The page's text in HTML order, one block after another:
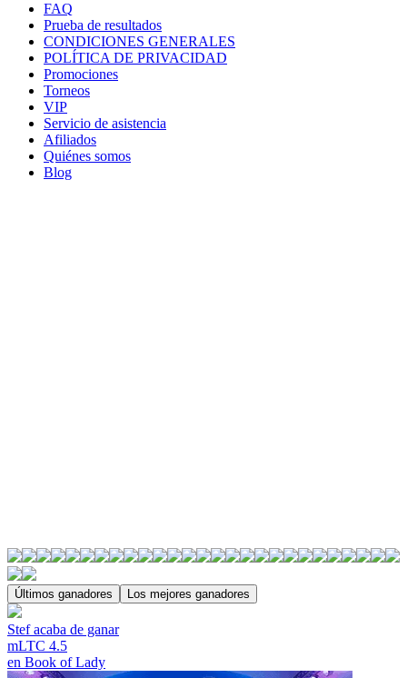
FAQ
Prueba de resultados
CONDICIONES GENERALES
POLÍTICA DE PRIVACIDAD
Promociones
Torneos
VIP
Servicio de asistencia
Afiliados
Quiénes somos
Blog
Últimos ganadores Los mejores ganadores
Stefacaba de ganar
mLTC 4.5
en Book of Lady